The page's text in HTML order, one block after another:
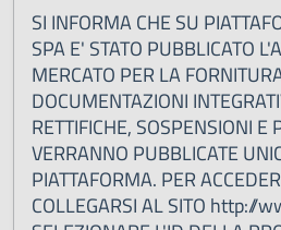
SI INFORMA CHE SU
SPA E' STATO PUBBLICATO
MERCATO PER LA
DOCUMENTAZIONI
RETTIFICHE, SOSPENSIONI E
VERRANNO PUBBLICATE
PIATTAFORMA. PER
COLLEGARSI AL SITO http://